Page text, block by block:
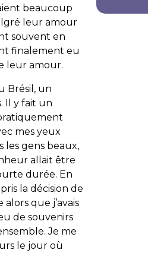
beaucoup
leur amour
souvent en
finalement eu
leur amour.
Brésil, un
Il y fait un
mes yeux
les gens beaux,
allait être
durée. En
la décision de
que j’avais
de souvenirs
Je me
le jour où